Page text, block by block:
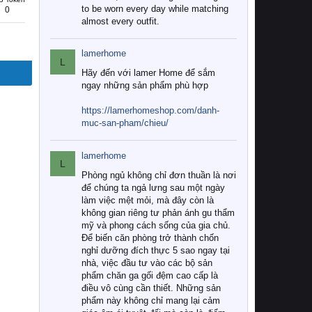
0
to be worn every day while matching
almost every outfit.
L
lamerhome
Hãy đến với lamer Home để sắm
ngay những sản phẩm phù hợp
https://lamerhomeshop.com/danh-
muc-san-pham/chieu/
L
lamerhome
Phòng ngủ không chỉ đơn thuần là nơi
để chúng ta ngả lưng sau một ngày
làm việc mệt mỏi, mà đây còn là
không gian riêng tư phản ánh gu thẩm
mỹ và phong cách sống của gia chủ.
Để biến căn phòng trở thành chốn
nghỉ dưỡng đích thực 5 sao ngay tại
nhà, việc đầu tư vào các bộ sản
phẩm chăn ga gối đệm cao cấp là
điều vô cùng cần thiết. Những sản
phẩm này không chỉ mang lại cảm